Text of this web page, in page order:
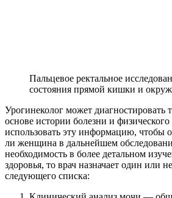
Пальцевое ректальное
состояния прямой кишки и
Урогинеколог может диагностировать
основе истории болезни и
использовать эту информацию, чтобы
ли женщина в дальнейшем
необходимость в более детальном
здоровья, то врач назначает один или
следующего списка: